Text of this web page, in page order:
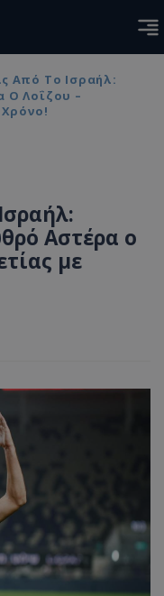
Από Το Ισραήλ:
Ο Λοΐζου –
Χρόνο!
Αστέρα ο
με